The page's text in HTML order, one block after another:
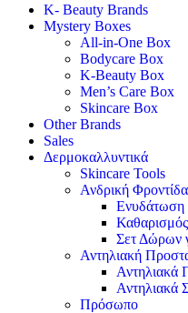
K- Beauty Brands
Mystery Boxes
All-in-One Box
Bodycare Box
K-Beauty Box
Men’s Care Box
Skincare Box
Other Brands
Sales
Δερμοκαλλυντικά
Skincare Tools
Ανδρική
Ενυδάτωση
Καθαρισμός
Σετ Δώρων
Αντηλιακή
Αντηλιακά
Αντηλιακά
Πρόσωπο